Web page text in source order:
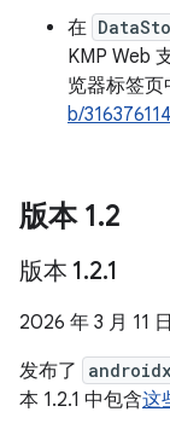
在
KMP Web
览器标签页
b/316376114
版本 1.2
版本 1.2.1
2026 年 3 月 11 日
发布了
本 1.2.1 中包含这